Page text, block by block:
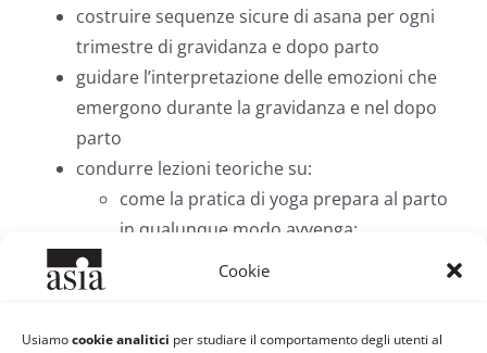
Cookie
Usiamocookie analitici per studiare il comportamento degli utenti al
costruire sequenze sicure di asana per ogni
trimestre di gravidanza e dopo parto
guidare l’interpretazione delle emozioni che
emergono durante la gravidanza e nel dopo
parto
condurre lezioni teoriche su:
come la pratica di yoga prepara al parto
in qualunque modo avvenga;
l’eventuale presenza di un’altra persona